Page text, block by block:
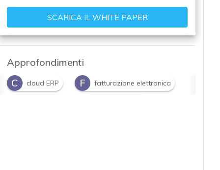
Approfondimenti
C
cloud ERP F fatturazione elettronica